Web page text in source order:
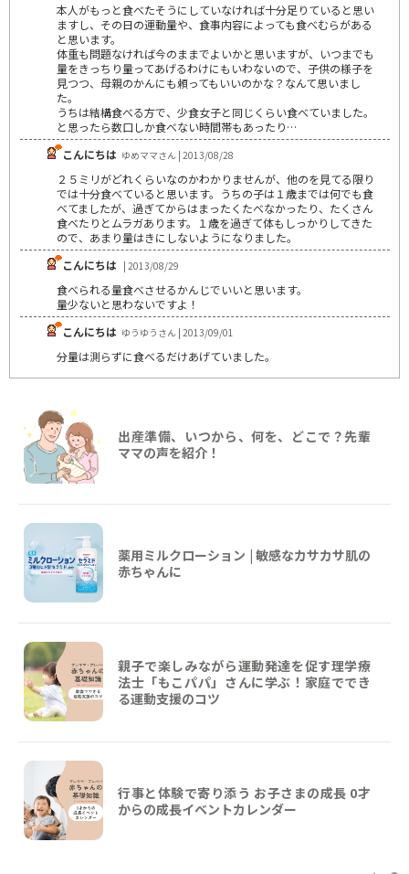
本人がもっと食べたそうにしていなければ十分足りていると思い
ますし、その日の運動量や、食事内容によっても食べむらがある
と思います。
体重も問題なければ今のままでよいかと思いますが、いつまでも
量をきっちり量ってあげるわけにもいわないので、子供の様子を
見つつ、母親のかんにも頼ってもいいのかな？なんて思いまし
た。
うちは結構食べる方で、少食女子と同じくらい食べていました。
と思ったら数口しか食べない時間帯もあったり…
こんにちは ゆめママさん | 2013/08/28
２５ミリがどれくらいなのかわかりませんが、他のを見てる限り
では十分食べていると思います。うちの子は１歳までは何でも食
べてましたが、過ぎてからはまったくたべなかったり、たくさん
食べたりとムラガあります。１歳を過ぎて体もしっかりしてきた
ので、あまり量はきにしないようになりました。
こんにちは | 2013/08/29
食べられる量食べさせるかんじでいいと思います。
量少ないと思わないですよ！
こんにちは ゆうゆうさん | 2013/09/01
分量は測らずに食べるだけあげていました。
出産準備、いつから、何を、どこで？先輩
ママの声を紹介！
薬用ミルクローション | 敏感なカサカサ肌の
赤ちゃんに
親子で楽しみながら運動発達を促す理学療
法士「もこパパ」さんに学ぶ！家庭ででき
る運動支援のコツ
行事と体験で寄り添う お子さまの成長 0才
からの成長イベントカレンダー